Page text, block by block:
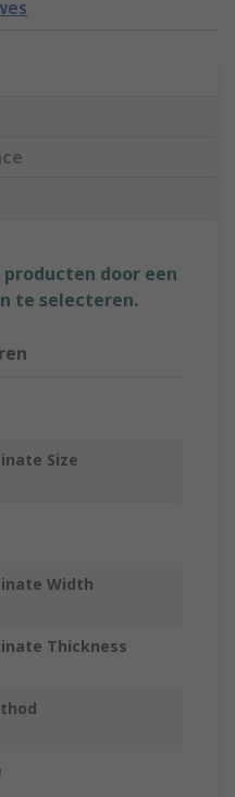
door een
te selecteren.
Size
Width
Thickness